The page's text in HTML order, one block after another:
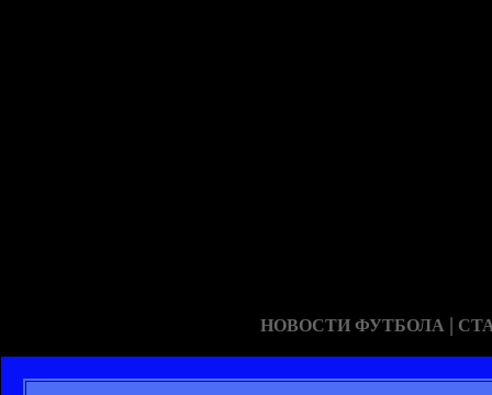
НОВОСТИ ФУТБОЛА |